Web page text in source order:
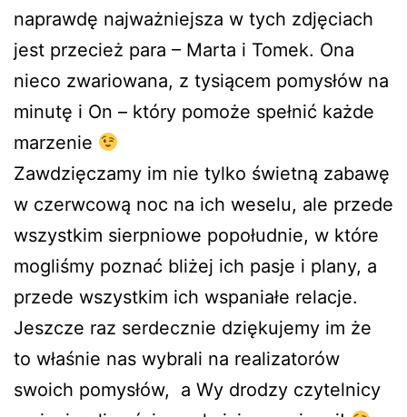
naprawdę najważniejsza w tych zdjęciach
jest przecież para – Marta i Tomek. Ona
nieco zwariowana, z tysiącem pomysłów na
minutę i On – który pomoże spełnić każde
marzenie
Zawdzięczamy im nie tylko świetną zabawę
w czerwcową noc na ich weselu, ale przede
wszystkim sierpniowe popołudnie, w które
mogliśmy poznać bliżej ich pasje i plany, a
przede wszystkim ich wspaniałe relacje.
Jeszcze raz serdecznie dziękujemy im że
to właśnie nas wybrali na realizatorów
swoich pomysłów, a Wy drodzy czytelnicy